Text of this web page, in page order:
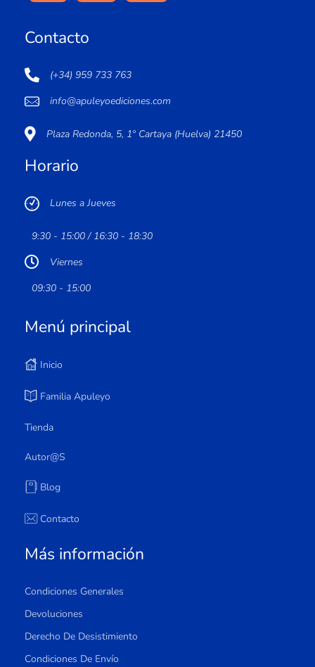
Contacto
(+34) 959 733 763
info@apuleyoediciones.com
Plaza Redonda, 5, 1º Cartaya (Huelva) 21450
Horario
Lunes a Jueves
9:30 - 15:00 / 16:30 - 18:30
Viernes
09:30 - 15:00
Menú principal
Inicio
Familia Apuleyo
Tienda
Autor@s
Blog
Contacto
Más información
Condiciones Generales
Devoluciones
Derecho De Desistimiento
Condiciones De Envío